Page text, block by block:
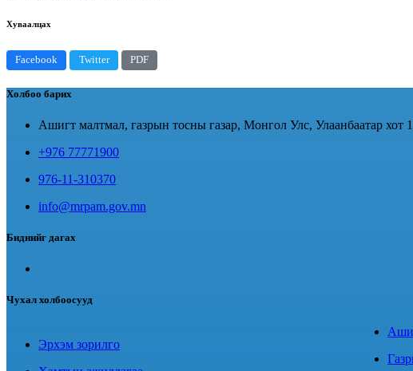
Хуваалцах
Facebook Twitter PDF
Холбоо барих
Ашигт малтмал, газрын тосны газар, Монгол Улс, Улаанбаатар
+976 77771900
976-11-310370
info@mrpam.gov.mn
Биднийг дагах
Чухал холбоосууд
Эрхэм зорилго